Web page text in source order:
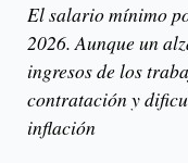
El salario mínimo
2026. Aunque un
ingresos de los
contratación y
inflación